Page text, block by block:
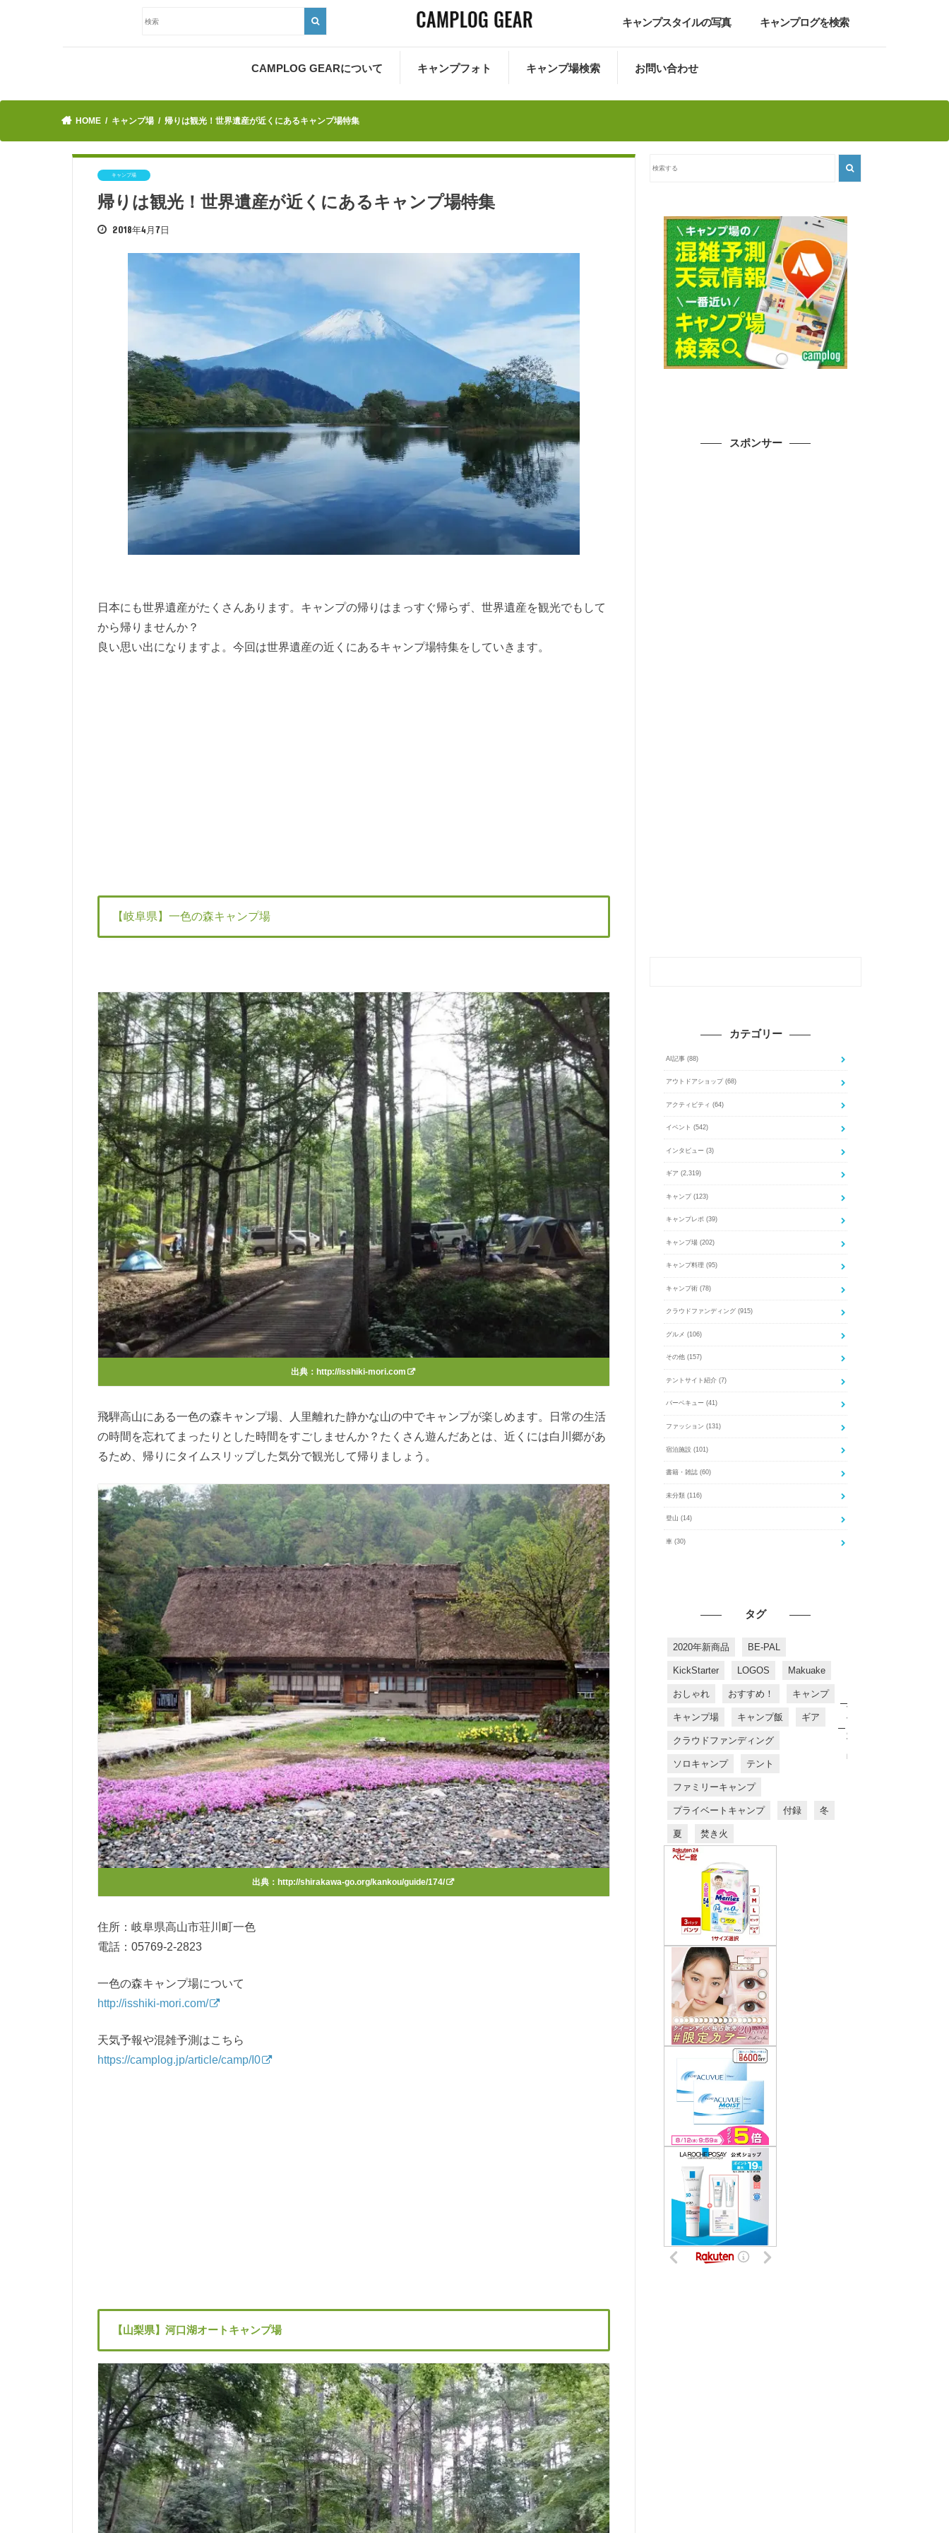
キャンプスタイルの写真 キャンプログを検索
CAMPLOG GEARについて キャンプフォト キャンプ場検索 お問い合わせ
HOME キャンプ場 帰りは観光！世界遺産が近くにあるキャンプ場特集
キャンプ場
帰りは観光！世界遺産が近くにあるキャンプ場特集
2018年4月7日
日本にも世界遺産がたくさんあります。キャンプの帰りはまっすぐ帰らず、世界遺産を観光でもして
から帰りませんか？
良い思い出になりますよ。今回は世界遺産の近くにあるキャンプ場特集をしていきます。
【岐阜県】一色の森キャンプ場
出典： http://isshiki-mori.com
飛騨高山にある一色の森キャンプ場、人里離れた静かな山の中でキャンプが楽しめます。日常の生活
の時間を忘れてまったりとした時間をすごしませんか？たくさん遊んだあとは、近くには白川郷があ
るため、帰りにタイムスリップした気分で観光して帰りましょう。
出典： http://shirakawa-go.org/kankou/guide/174/
住所：岐阜県高山市荘川町一色
電話：05769-2-2823
一色の森キャンプ場について
http://isshiki-mori.com/
天気予報や混雑予測はこちら
https://camplog.jp/article/camp/I0
【山梨県】河口湖オートキャンプ場
スポンサー
カテゴリー
AI記事 (88)
アウトドアショップ (68)
アクティビティ (64)
イベント (542)
インタビュー (3)
ギア (2,319)
キャンプ (123)
キャンプレポ (39)
キャンプ場 (202)
キャンプ料理 (95)
キャンプ術 (78)
クラウドファンディング (915)
グルメ (106)
その他 (157)
テントサイト紹介 (7)
バーベキュー (41)
ファッション (131)
宿泊施設 (101)
書籍・雑誌 (60)
未分類 (116)
登山 (14)
車 (30)
タグ
2020年新商品 BE-PAL
KickStarter LOGOS Makuake
おしゃれ おすすめ！ キャンプ
キャンプ場 キャンプ飯 ギア
クラウドファンディング
ソロキャンプ テント
ファミリーキャンプ
プライベートキャンプ 付録 冬
夏 焚き火
す
す
め
商
品